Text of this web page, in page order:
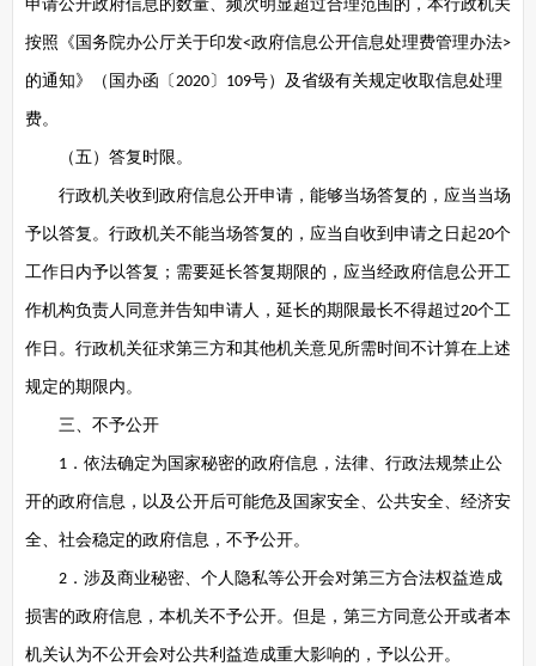
申请公开政府信息的数量、频次明显超过合理范围的，本行政机关
按照《国务院办公厅关于印发<政府信息公开信息处理费管理办法>
的通知》（国办函〔 2020 〕 109号）及省级有关规定收取信息处理
费。
（五）答复时限。
行政机关收到政府信息公开申请，能够当场答复的，应当当场
予以答复。行政机关不能当场答复的，应当自收到申请之日起20个
工作日内予以答复；需要延长答复期限的，应当经政府信息公开工
作机构负责人同意并告知申请人，延长的期限最长不得超过20个工
作日。行政机关征求第三方和其他机关意见所需时间不计算在上述
规定的期限内。
三、不予公开
1 ．依法确定为国家秘密的政府信息，法律、行政法规禁止公
开的政府信息，以及公开后可能危及国家安全、公共安全、经济安
全、社会稳定的政府信息，不予公开。
2 ．涉及商业秘密、个人隐私等公开会对第三方合法权益造成
损害的政府信息，本机关不予公开。但是，第三方同意公开或者本
机关认为不公开会对公共利益造成重大影响的，予以公开。